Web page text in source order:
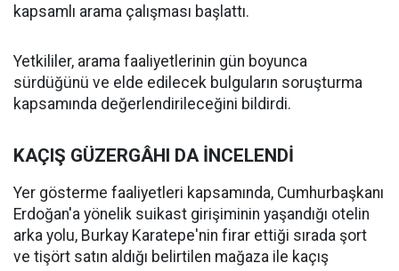
kapsamlı arama çalışması başlattı.
Yetkililer, arama faaliyetlerinin gün boyunca
sürdüğünü ve elde edilecek bulguların soruşturma
kapsamında değerlendirileceğini bildirdi.
KAÇIŞ GÜZERGÂHI DA İNCELENDİ
Yer gösterme faaliyetleri kapsamında, Cumhurbaşkanı
Erdoğan'a yönelik suikast girişiminin yaşandığı otelin
arka yolu, Burkay Karatepe'nin firar ettiği sırada şort
ve tişört satın aldığı belirtilen mağaza ile kaçış